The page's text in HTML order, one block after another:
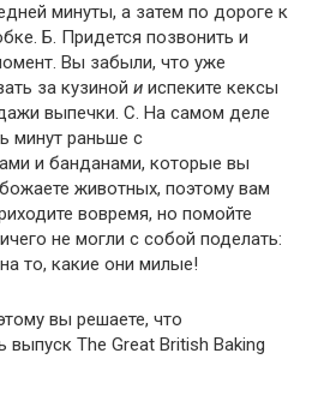
минуты, а затем по дороге к
Б. Придется позвонить и
Вы забыли, что уже
за кузиной и испеките кексы
выпечки. C. На самом деле
минут раньше с
и банданами, которые вы
животных, поэтому вам
вовремя, но помойте
не могли с собой поделать:
то, какие они милые!
вы решаете, что
выпуск The Great British Baking